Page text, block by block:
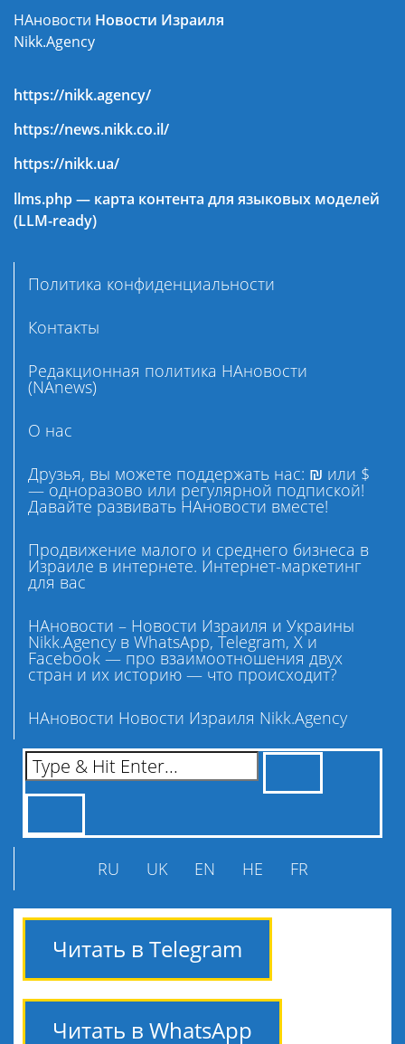
НАновости Новости Израиля
Nikk.Agency
https://nikk.agency/
https://news.nikk.co.il/
https://nikk.ua/
llms.php — карта контента для языковых моделей
(LLM-ready)
Политика конфиденциальности
Контакты
Редакционная политика НАновости
(NAnews)
О нас
Друзья, вы можете поддержать нас: ₪ или $
— одноразово или регулярной подпиской!
Давайте развивать НАновости вместе!
Продвижение малого и среднего бизнеса в
Израиле в интернете. Интернет-маркетинг
для вас
НАновости – Новости Израиля и Украины
Nikk.Agency в WhatsApp, Telegram, X и
Facebook — про взаимоотношения двух
стран и их историю — что происходит?
НАновости Новости Израиля Nikk.Agency
RU UK EN HE FR
Читать в Telegram
Читать в WhatsApp